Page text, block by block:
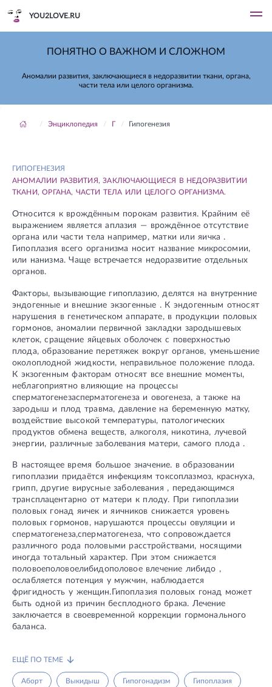
YOU2LOVE.RU
ПОНЯТНО О ВАЖНОМ И СЛОЖНОМ
Аномалии развития, заключающиеся в недоразвитии ткани, органа,
части тела или целого организма.
Энциклопедия Г Гипогенезия
ГИПОГЕНЕЗИЯ
АНОМАЛИИ РАЗВИТИЯ, ЗАКЛЮЧАЮЩИЕСЯ В НЕДОРАЗВИТИИ
ТКАНИ, ОРГАНА, ЧАСТИ ТЕЛА ИЛИ ЦЕЛОГО ОРГАНИЗМА.
Относится к врождённым порокам развития. Крайним её
выражением является аплазия — врождённое отсутствие
органа или части тела например, матки или яичка .
Гипоплазия всего организма носит название микросомии,
или нанизма. Чаще встречается недоразвитие отдельных
органов.
Факторы, вызывающие гипоплазию, делятся на внутренние
эндогенные и внешние экзогенные . К эндогенным относят
нарушения в генетическом аппарате, в продукции половых
гормонов, аномалии первичной закладки зародышевых
клеток, сращение яйцевых оболочек с поверхностью
плода, образование перетяжек вокруг органов, уменьшение
околоплодной жидкости, неправильное положение плода.
К экзогенным факторам относят все внешние моменты,
неблагоприятно влияющие на процессы
сперматогенезасперматогенеза и овогенеза, а также на
зародыш и плод травма, давление на беременную матку,
воздействие высокой температуры, патологических
продуктов обмена веществ, алкоголя, никотина, лучевой
энергии, различные заболевания матери, самого плода .
В настоящее время большое значение. в образовании
гипоплазии придаётся инфекциям токсоплазмоз, краснуха,
грипп, другие вирусные заболевания , передающимся
трансплацентарно от матери к плоду. При гипоплазии
половых гонад яичек и яичников снижается уровень
половых гормонов, нарушаются процессы овуляции и
сперматогенеза,сперматогенеза, что сопровождается
различного рода половыми расстройствами, носящими
иногда тотальный характер. При этом снижается
половоеполовоелибидополовое влечение либидо ,
ослабляется потенция у мужчин, наблюдается
фригидность у женщин.Гипоплазия половых гонад может
быть одной из причин бесплодного брака. Лечение
заключается в своевременной коррекции гормонального
баланса.
ЕЩЁ ПО ТЕМЕ
Аборт Выкидыш Гипогонадизм Гипоплазия